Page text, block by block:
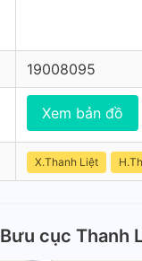
19008095
Xem bản đồ
X.Thanh Liệt
cục Thanh